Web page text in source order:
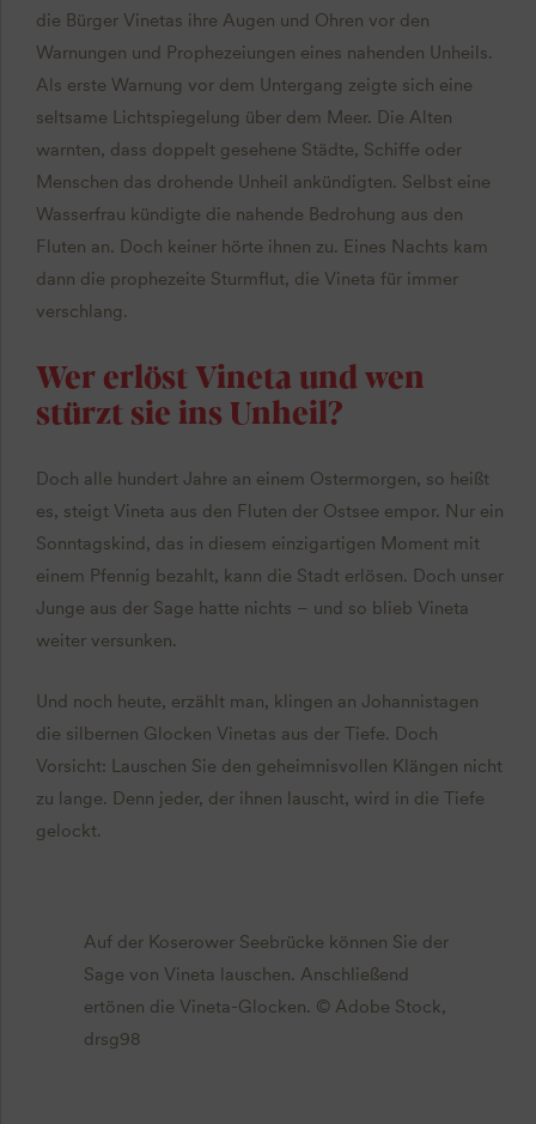
die Bürger Vinetas ihre Augen und Ohren vor den
Warnungen und Prophezeiungen eines nahenden Unheils.
Als erste Warnung vor dem Untergang zeigte sich eine
seltsame Lichtspiegelung über dem Meer. Die Alten
warnten, dass doppelt gesehene Städte, Schiffe oder
Menschen das drohende Unheil ankündigten. Selbst eine
Wasserfrau kündigte die nahende Bedrohung aus den
Fluten an. Doch keiner hörte ihnen zu. Eines Nachts kam
dann die prophezeite Sturmflut, die Vineta für immer
verschlang.
Wer erlöst Vineta und wen
stürzt sie ins Unheil?
Doch alle hundert Jahre an einem Ostermorgen, so heißt
es, steigt Vineta aus den Fluten der Ostsee empor. Nur ein
Sonntagskind, das in diesem einzigartigen Moment mit
einem Pfennig bezahlt, kann die Stadt erlösen. Doch unser
Junge aus der Sage hatte nichts – und so blieb Vineta
weiter versunken.
Und noch heute, erzählt man, klingen an Johannistagen
die silbernen Glocken Vinetas aus der Tiefe. Doch
Vorsicht: Lauschen Sie den geheimnisvollen Klängen nicht
zu lange. Denn jeder, der ihnen lauscht, wird in die Tiefe
gelockt.
Auf der Koserower Seebrücke können Sie der
Sage von Vineta lauschen. Anschließend
ertönen die Vineta-Glocken. © Adobe Stock,
drsg98